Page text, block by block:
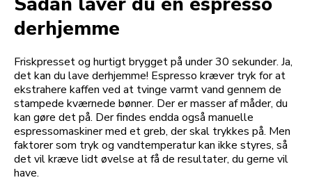
derhjemme
Friskpresset og hurtigt brygget på under 30 sekunder. Ja,
det kan du lave derhjemme! Espresso kræver tryk for at
ekstrahere kaffen ved at tvinge varmt vand gennem de
stampede kværnede bønner. Der er masser af måder, du
kan gøre det på. Der findes endda også manuelle
espressomaskiner med et greb, der skal trykkes på. Men
faktorer som tryk og vandtemperatur kan ikke styres, så
det vil kræve lidt øvelse at få de resultater, du gerne vil
have.